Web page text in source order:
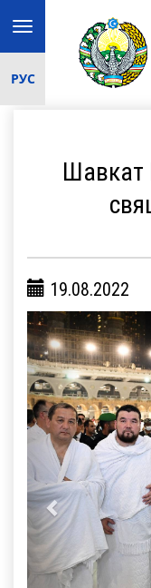
Toggle
navigation
РУС
Шавкат
19.08.2022